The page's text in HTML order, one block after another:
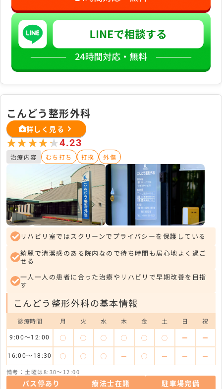
こんどう整形外科
詳しく見る
★★★★★
★★★★★4.23
治療内容 むち打ち 打撲 外傷
リハビリ室ではスクリーンでプライバシーを保護している
綺麗で清潔感のある院内なので待ち時間も居心地よく過ご
せる
一人一人の患者に合った治療やリハビリで早期改善を目指
す
こんどう整形外科の基本情報
診療時間 月 火 水 木 金 土 日 祝
9:00～12:00 ◯ ◯ ◯ ◯ ◯ ◯ ー ー
16:00～18:30 ◯ ◯ ◯ ー ◯ ー ー ー
備考：土曜は8:30～12:00
バス停あり 療法士在籍
駐車場完備